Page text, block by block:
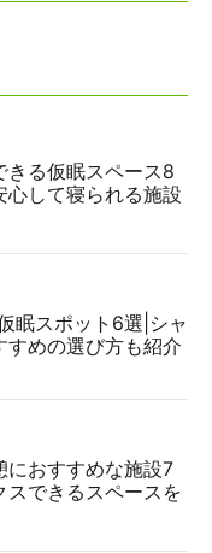
きる仮眠スペース8
して寝られる施設
眠スポット6選|シャ
すめの選び方も紹介
におすすめな施設7
できるスペースを